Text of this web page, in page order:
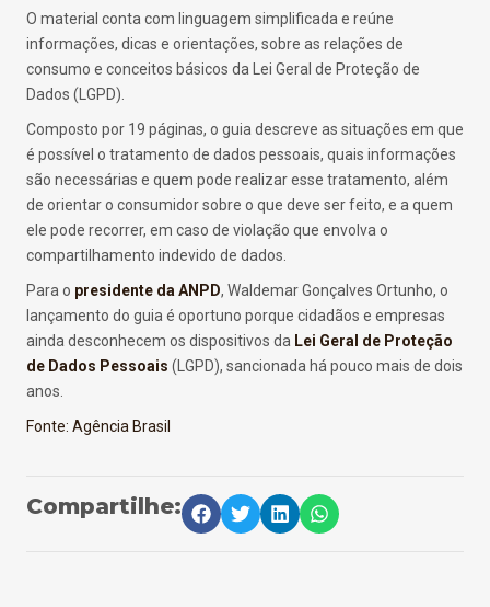
O material conta com linguagem simplificada e reúne
informações, dicas e orientações, sobre as relações de
consumo e conceitos básicos da Lei Geral de Proteção de
Dados (LGPD).
Composto por 19 páginas, o guia descreve as situações em que
é possível o tratamento de dados pessoais, quais informações
são necessárias e quem pode realizar esse tratamento, além
de orientar o consumidor sobre o que deve ser feito, e a quem
ele pode recorrer, em caso de violação que envolva o
compartilhamento indevido de dados.
Para o presidente da ANPD, Waldemar Gonçalves Ortunho, o
lançamento do guia é oportuno porque cidadãos e empresas
ainda desconhecem os dispositivos da Lei Geral de Proteção
de Dados Pessoais (LGPD), sancionada há pouco mais de dois
anos.
Fonte: Agência Brasil
Compartilhe: